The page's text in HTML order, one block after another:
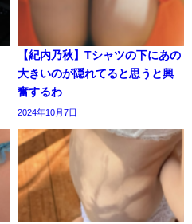
【紀内乃秋】Tシャツの下にあの
大きいのが隠れてると思うと興
奮するわ
2024年10月7日